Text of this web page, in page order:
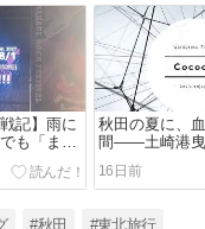
記】雨に
も「また
る理由。
の夏へ。
秋田の夏に、
間――土崎港曳
16日前
#秋田 #東北旅行